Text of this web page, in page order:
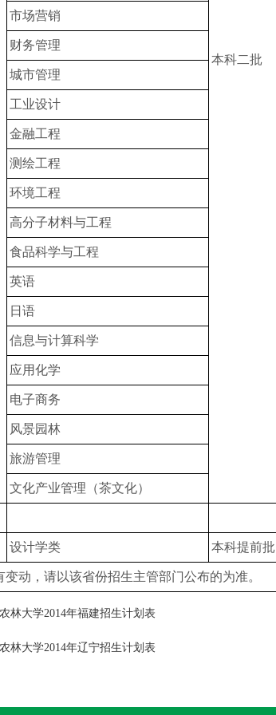
本科二批
市场营销
财务管理
城市管理
工业设计
金融工程
测绘工程
环境工程
高分子材料与工程
食品科学与工程
英语
日语
信息与计算科学
应用化学
电子商务
风景园林
旅游管理
文化产业管理（茶文化）
设计学类 本科提前批
动，请以该省份招生主管部门公布的为准。
林大学2014年福建招生计划表
林大学2014年辽宁招生计划表